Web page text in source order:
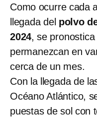
Como ocurre cada
llegada del polvo
2024, se
permanezcan en
cerca de un mes.
Con la llegada de
Océano Atlántico,
puestas de sol con